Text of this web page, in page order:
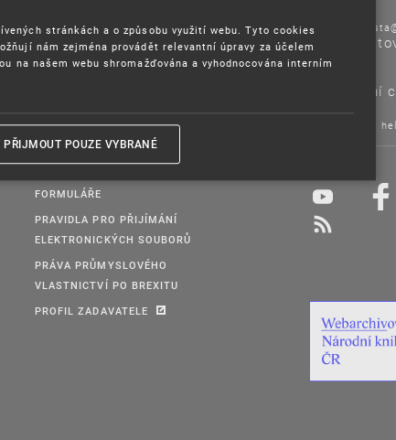
E-mail:
Adresa
ix6aa38
Informační
FORMULÁŘE
PRAVIDLA PRO PŘIJÍMÁNÍ
ELEKTRONICKÝCH SOUBORŮ
PRÁVA PRŮMYSLOVÉHO
VLASTNICTVÍ PO BREXITU
PROFIL ZADAVATELE
stránkách a o způsobu využití webu. Tyto cookies
nám zejména provádět relevantní úpravy za účelem
našem webu shromažďována a vyhodnocována interním
PŘIJMOUT POUZE VYBRANÉ